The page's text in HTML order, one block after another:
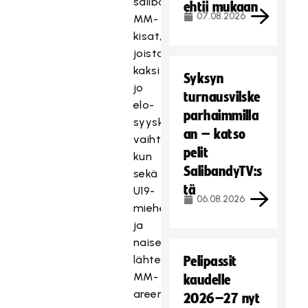
MM-
kisat,
joista
kaksi
jo
elo-
syyskuun
vaihteessa,
kun
sekä
U19-
miehet
ja
naiset
lähtevät
MM-
areenalle
ehtii mukaan
07.08.2026
Syksyn
turnausvilske
parhaimmilla
an – katso
pelit
SalibandyTV:s
tä
06.08.2026
Pelipassit
kaudelle
2026–27 nyt